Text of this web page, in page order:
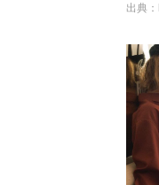
出典：